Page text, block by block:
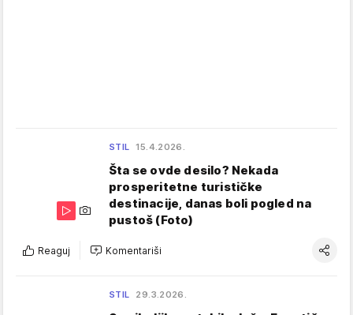
STIL 15.4.2026.
Šta se ovde desilo? Nekada
prosperitetne turističke
destinacije, danas boli pogled na
pustoš (Foto)
Reaguj Komentariši
STIL 29.3.2026.